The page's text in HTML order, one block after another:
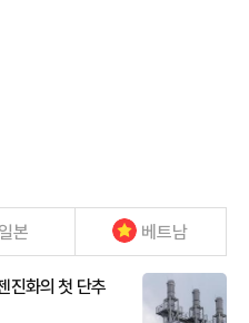
일본 베트남
진화의 첫 단추